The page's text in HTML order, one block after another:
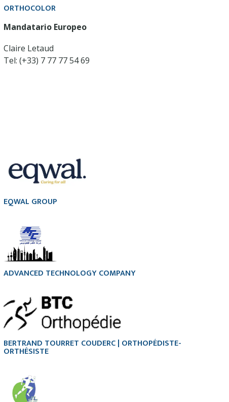
ORTHOCOLOR
Mandatario Europeo
Claire Letaud
Tel: (+33) 7 77 77 54 69
EQWAL GROUP
ADVANCED TECHNOLOGY COMPANY
BERTRAND TOURRET COUDERC | ORTHOPÉDISTE-
ORTHÉSISTE